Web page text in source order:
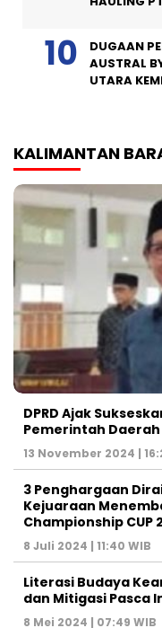
DUGAAN
AUSTRAL
UTARA
KALIMANTAN
DPRD Ajak
Pemerintah Daerah
13 November 2024 |
3 Penghargaan
Kejuaraan
Championship CUP
8 Juli 2024 | 11:40 WIB
Literasi Budaya
dan Mitigasi Pasca
8 Mei 2024 | 07:49 WIB